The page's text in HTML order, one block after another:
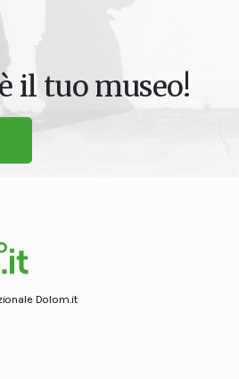
il tuo museo!
Dolom.it